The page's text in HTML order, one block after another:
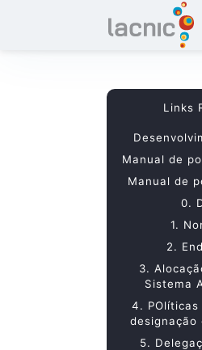
Links
Manual de
Manual de
0.
1.
2.
3.
Sistema
4. POlíticas
designação
5.